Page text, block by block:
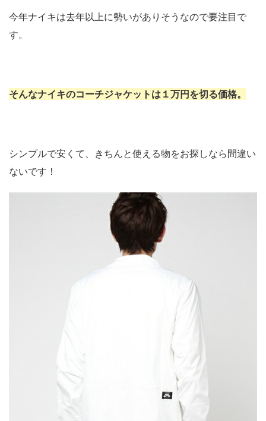
今年ナイキは去年以上に勢いがありそうなので要注目で
す。
そんなナイキのコーチジャケットは１万円を切る価格。
シンプルで安くて、きちんと使える物をお探しなら間違い
ないです！